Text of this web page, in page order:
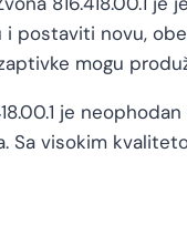
postaviti novu,
mogu
je
Sa visokim